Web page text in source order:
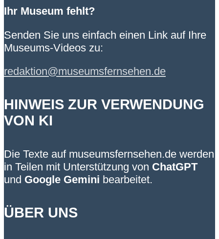
Ihr Museum fehlt?
Senden Sie uns einfach einen Link auf Ihre
Museums-Videos zu:
redaktion@museumsfernsehen.de
HINWEIS ZUR VERWENDUNG
VON KI
Die Texte auf museumsfernsehen.de werden
in Teilen mit Unterstützung von ChatGPT
und Google Gemini bearbeitet.
ÜBER UNS